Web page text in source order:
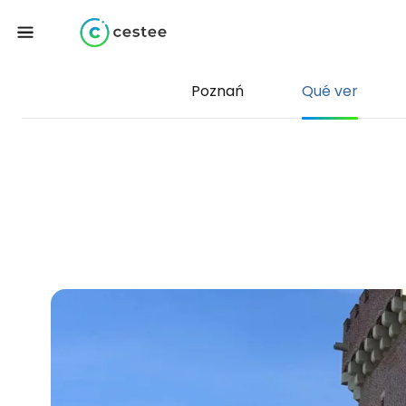
Poznań Qué ver